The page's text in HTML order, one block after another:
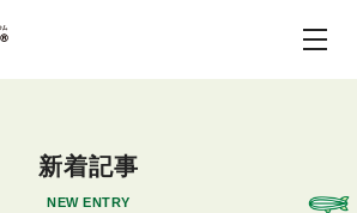
新着記事
NEW ENTRY